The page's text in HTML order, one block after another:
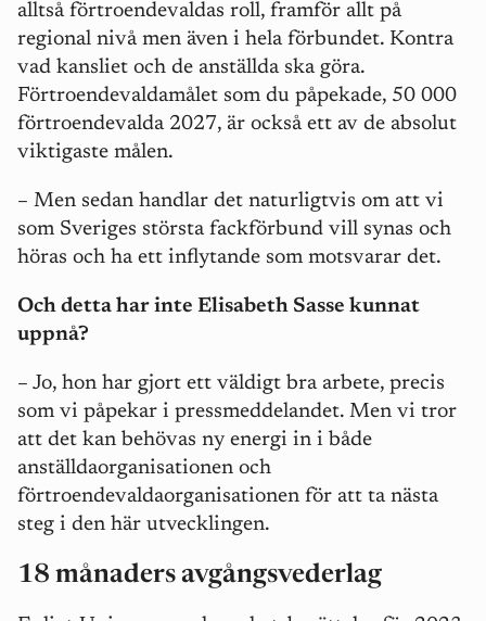
alltså förtroendevaldas roll, framför allt på
regional nivå men även i hela förbundet. Kontra
vad kansliet och de anställda ska göra.
Förtroendevaldamålet som du påpekade, 50 000
förtroendevalda 2027, är också ett av de absolut
viktigaste målen.
– Men sedan handlar det naturligtvis om att vi
som Sveriges största fackförbund vill synas och
höras och ha ett inflytande som motsvarar det.
Och detta har inte Elisabeth Sasse kunnat
uppnå?
– Jo, hon har gjort ett väldigt bra arbete, precis
som vi påpekar i pressmeddelandet. Men vi tror
att det kan behövas ny energi in i både
anställdaorganisationen och
förtroendevaldaorganisationen för att ta nästa
steg i den här utvecklingen.
18 månaders avgångsvederlag